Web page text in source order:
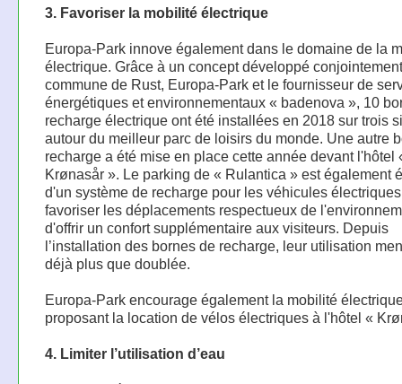
3. Favoriser la mobilité électrique
Europa-Park innove également dans le domaine de la
électrique. Grâce à un concept développé
commune de Rust, Europa-Park et le fournisseur de
énergétiques et environnementaux « badenova », 10
recharge électrique ont été installées en 2018 sur trois
autour du meilleur parc de loisirs du monde. Une autre
recharge a été mise en place cette année devant l'hôtel
Krønasår ». Le parking de « Rulantica » est également
d'un système de recharge pour les véhicules
favoriser les déplacements respectueux de
d'offrir un confort supplémentaire aux visiteurs. Depuis
l’installation des bornes de recharge, leur utilisation
déjà plus que doublée.
Europa-Park encourage également la mobilité
proposant la location de vélos électriques à l'hôtel «
4. Limiter l’utilisation d’eau